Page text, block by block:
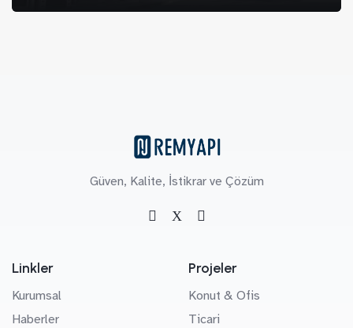
Güven, Kalite, İstikrar ve Çözüm
Linkler
Kurumsal
Haberler
Projeler
Konut & Ofis
Ticari